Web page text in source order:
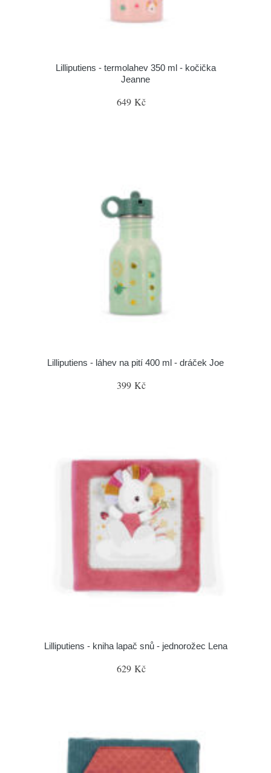
Lilliputiens - termolahev 350 ml - kočička
Jeanne
649 Kč
Lilliputiens - láhev na pití 400 ml - dráček Joe
399 Kč
Lilliputiens - kniha lapač snů - jednorožec Lena
629 Kč